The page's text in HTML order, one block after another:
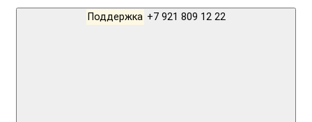
Поддержка